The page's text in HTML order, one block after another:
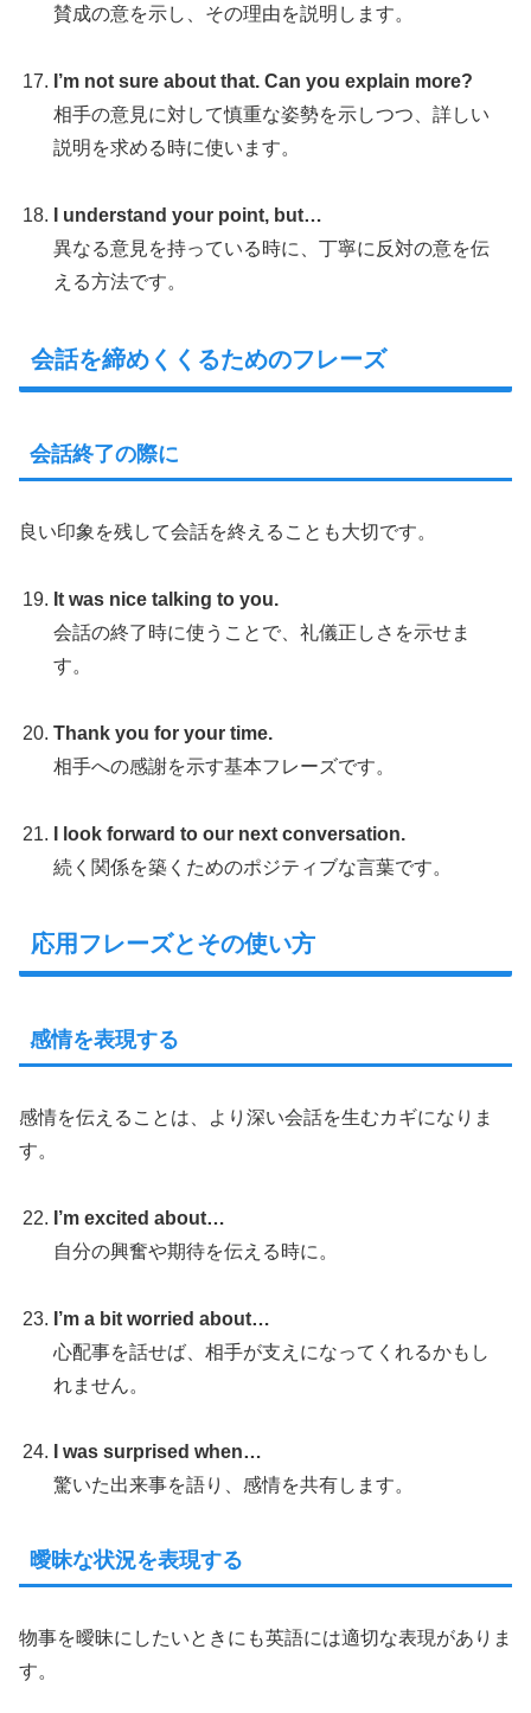
賛成の意を示し、その理由を説明します。
I’m not sure about that. Can you explain more?
相手の意見に対して慎重な姿勢を示しつつ、詳しい
説明を求める時に使います。
I understand your point, but…
異なる意見を持っている時に、丁寧に反対の意を伝
える方法です。
会話を締めくくるためのフレーズ
会話終了の際に
良い印象を残して会話を終えることも大切です。
It was nice talking to you.
会話の終了時に使うことで、礼儀正しさを示せま
す。
Thank you for your time.
相手への感謝を示す基本フレーズです。
I look forward to our next conversation.
続く関係を築くためのポジティブな言葉です。
応用フレーズとその使い方
感情を表現する
感情を伝えることは、より深い会話を生むカギになりま
す。
I’m excited about…
自分の興奮や期待を伝える時に。
I’m a bit worried about…
心配事を話せば、相手が支えになってくれるかもし
れません。
I was surprised when…
驚いた出来事を語り、感情を共有します。
曖昧な状況を表現する
物事を曖昧にしたいときにも英語には適切な表現がありま
す。